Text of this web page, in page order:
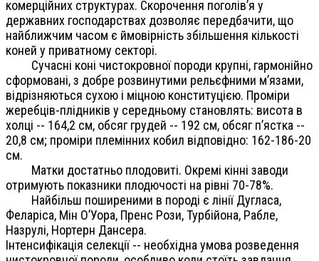
комерційних структурах. Скорочення поголів’я у
державних господарствах дозволяє передбачити, що
найближчим часом є ймовірність збільшення кількості
коней у приватному секторі.
Сучасні коні чистокровної породи крупні, гармонійно
сформовані, з добре розвинутими рельєфними м’язами,
відрізняються сухою і міцною конституцією. Проміри
жеребців-плідників у середньому становлять: висота в
холці -- 164,2 см, обсяг грудей -- 192 см, обсяг п’ястка --
20,8 см; проміри племінних кобил відповідно: 162-186-20
см.
Матки достатньо плодовиті. Окремі кінні заводи
отримують показники плодючості на рівні 70-78%.
Найбільш поширеними в породі є лінії Дугласа,
Феларіса, Мін О’Уора, Пренс Рози, Турбійона, Рабле,
Назрулі, Нортерн Дансера.
Інтенсифікація селекції -- необхідна умова розведення